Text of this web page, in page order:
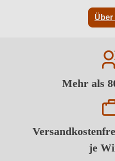
Mehr als
je